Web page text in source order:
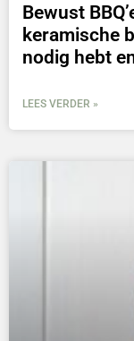
Bewust
keramische
nodig hebt
LEES VERDER »